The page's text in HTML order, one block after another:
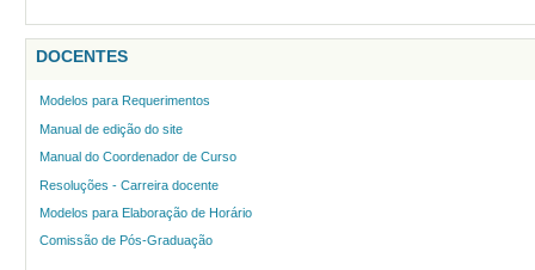
DOCENTES
Modelos para Requerimentos
Manual de edição do site
Manual do Coordenador de Curso
Resoluções - Carreira docente
Modelos para Elaboração de Horário
Comissão de Pós-Graduação